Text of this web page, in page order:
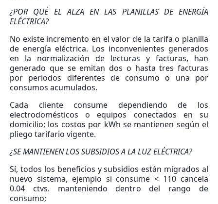
¿POR QUÉ EL ALZA EN LAS PLANILLAS DE ENERGÍA
ELÉCTRICA?
No existe incremento en el valor de la tarifa o planilla
de energía eléctrica. Los inconvenientes generados
en la normalización de lecturas y facturas, han
generado que se emitan dos o hasta tres facturas
por periodos diferentes de consumo o una por
consumos acumulados.
Cada cliente consume dependiendo de los
electrodomésticos o equipos conectados en su
domicilio; los costos por kWh se mantienen según el
pliego tarifario vigente.
¿SE MANTIENEN LOS SUBSIDIOS A LA LUZ ELÉCTRICA?
Sí, todos los beneficios y subsidios están migrados al
nuevo sistema, ejemplo si consume < 110 cancela
0.04 ctvs. manteniendo dentro del rango de
consumo;